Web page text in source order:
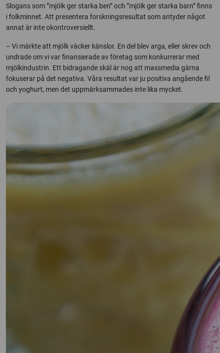
Slogans som ”mjölk ger starka ben” och ”mjölk ger starka barn” finns
i folkminnet. Att presentera forskningsresultat som antyder något
annat är inte okontroversiellt.
– Vi märkte att mjölk väcker känslor. En del blev arga, eller skrev och
undrade om vi var finansierade av företag som konkurrerar med
mjölkindustrin. Ett bidragande skäl är nog att massmedia gärna
fokuserar på det negativa. Våra resultat var ju positiva angående fil
och yoghurt, men det uppmärksammades inte lika mycket.